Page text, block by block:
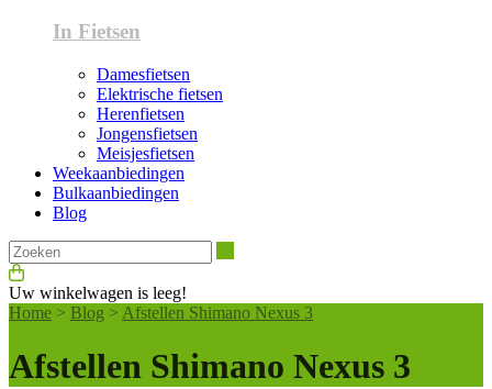
In Fietsen
Damesfietsen
Elektrische fietsen
Herenfietsen
Jongensfietsen
Meisjesfietsen
Weekaanbiedingen
Bulkaanbiedingen
Blog
Uw winkelwagen is leeg!
Home > Blog > Afstellen Shimano Nexus 3
Afstellen Shimano Nexus 3